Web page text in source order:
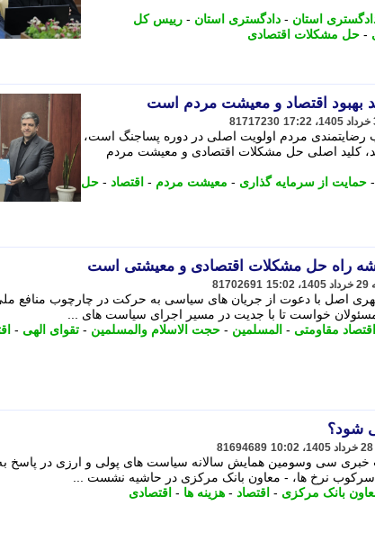
استان - دادگستری استان - رییس کل
- حل مشکلات اقتصادی
بهبود اقتصاد و معیشت مردم است
81717230
رضایتمندی مردم اولویت اصلی در دوره پساجنگ است،
کلید اصلی حل مشکلات اقتصادی و معیشت مردم
- حمایت از سرمایه گذاری - معیشت مردم - اقتصاد - حل
راه حل مشکلات اقتصادی و معیشتی است
81702691
اصل با دعوت از جریان های سیاسی به حرکت در چارچوب منافع
خواست تا با جدیت در مسیر اجرای سیاست های ...
اقتصاد مقاومتی - المسلمین - حجت الاسلام والمسلمین - تقوای الهی -
شود؟
81694689
سی وسومین همایش سالانه سیاست های پولی و ارزی در پاسخ به
نرخ ها، - معاون بانک مرکزی در حاشیه نشست ...
بانک مرکزی - اقتصاد - هزینه ها - اقتصادی